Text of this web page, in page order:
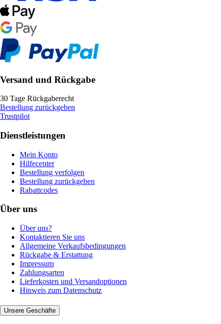
Versand und Rückgabe
30 Tage Rückgaberecht
Bestellung zurückgeben
Trustpilot
Dienstleistungen
Mein Konto
Hilfecenter
Bestellung verfolgen
Bestellung zurückgeben
Rabattcodes
Über uns
Über uns?
Kontaktieren Sie uns
Allgemeine Verkaufsbedingungen
Rückgabe & Erstattung
Impressum
Zahlungsarten
Lieferkosten und Versandoptionen
Hinweis zum Datenschutz
Unsere Geschäfte